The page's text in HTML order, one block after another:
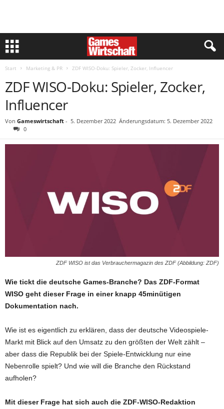
Start Marketing & PR ZDF WISO-Doku: Spieler, Zocker, Influencer
ZDF WISO-Doku: Spieler, Zocker,
Influencer
Von Gameswirtschaft - 5. Dezember 2022 Änderungsdatum: 5. Dezember 2022
0
ZDF WISO ist das Verbrauchermagazin des ZDF (Abbildung: ZDF)
Wie tickt die deutsche Games-Branche? Das ZDF-Format
WISO geht dieser Frage in einer knapp 45minütigen
Dokumentation nach.
Wie ist es eigentlich zu erklären, dass der deutsche Videospiele-
Markt mit Blick auf den Umsatz zu den größten der Welt zählt –
aber dass die Republik bei der Spiele-Entwicklung nur eine
Nebenrolle spielt? Und wie will die Branche den Rückstand
aufholen?
Mit dieser Frage hat sich auch die ZDF-WISO-Redaktion